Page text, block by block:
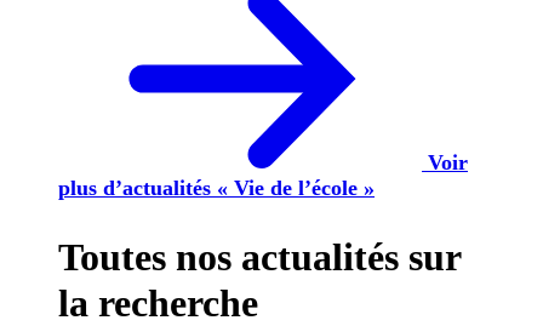
Voir
plus d’actualités « Vie de l’école »
Toutes nos actualités sur
la recherche